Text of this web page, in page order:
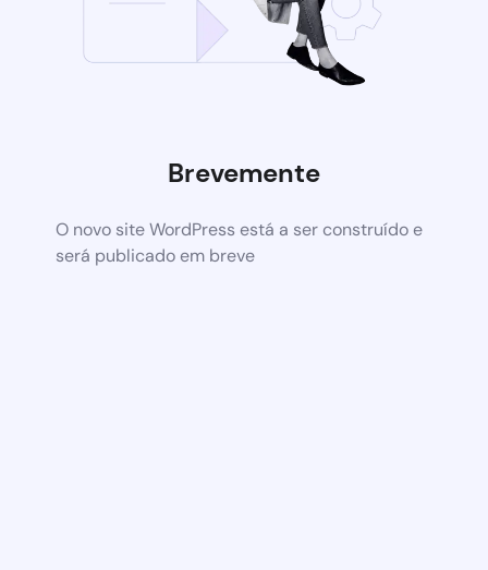
Brevemente
O novo site WordPress está a ser construído e
será publicado em breve